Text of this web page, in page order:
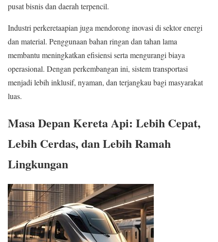
pusat bisnis dan daerah terpencil.
Industri perkeretaapian juga mendorong inovasi di sektor energi
dan material. Penggunaan bahan ringan dan tahan lama
membantu meningkatkan efisiensi serta mengurangi biaya
operasional. Dengan perkembangan ini, sistem transportasi
menjadi lebih inklusif, nyaman, dan terjangkau bagi masyarakat
luas.
Masa Depan Kereta Api: Lebih Cepat,
Lebih Cerdas, dan Lebih Ramah
Lingkungan